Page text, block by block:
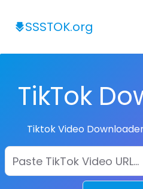
SSSTOK.org
TikTok
Tiktok Video